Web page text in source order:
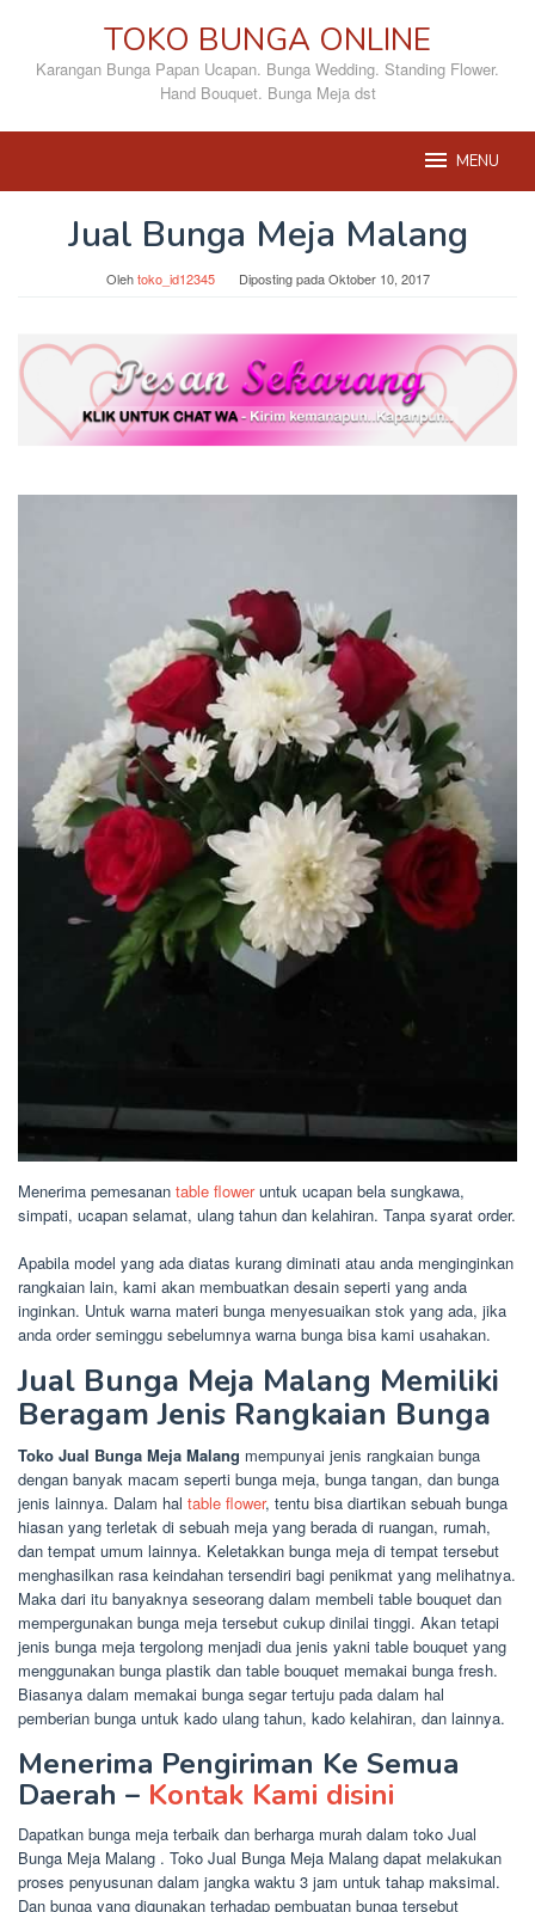
konten
TOKO BUNGA ONLINE
Karangan Bunga Papan Ucapan. Bunga Wedding. Standing Flower.
Hand Bouquet. Bunga Meja dst
MENU
Jual Bunga Meja Malang
Olehtoko_id12345 Diposting padaOktober 10, 2017
Menerima pemesanan table floweruntuk ucapan bela sungkawa,
simpati, ucapan selamat, ulang tahun dan kelahiran. Tanpa syarat order.
Apabila model yang ada diatas kurang diminati atau anda menginginkan
rangkaian lain, kami akan membuatkan desain seperti yang anda
inginkan. Untuk warna materi bunga menyesuaikan stok yang ada, jika
anda order seminggu sebelumnya warna bunga bisa kami usahakan.
Jual Bunga Meja Malang Memiliki
Beragam Jenis Rangkaian Bunga
Toko Jual Bunga Meja Malang mempunyai jenis rangkaian bunga
dengan banyak macam seperti bunga meja, bunga tangan, dan bunga
jenis lainnya. Dalam hal table flower, tentu bisa diartikan sebuah bunga
hiasan yang terletak di sebuah meja yang berada di ruangan, rumah,
dan tempat umum lainnya. Keletakkan bunga meja di tempat tersebut
menghasilkan rasa keindahan tersendiri bagi penikmat yang melihatnya.
Maka dari itu banyaknya seseorang dalam membeli table bouquet dan
mempergunakan bunga meja tersebut cukup dinilai tinggi. Akan tetapi
jenis bunga meja tergolong menjadi dua jenis yakni table bouquet yang
menggunakan bunga plastik dan table bouquet memakai bunga fresh.
Biasanya dalam memakai bunga segar tertuju pada dalam hal
pemberian bunga untuk kado ulang tahun, kado kelahiran, dan lainnya.
Menerima Pengiriman Ke Semua
Daerah – Kontak Kami disini
Dapatkan bunga meja terbaik dan berharga murah dalam toko Jual
Bunga Meja Malang . Toko Jual Bunga Meja Malang dapat melakukan
proses penyusunan dalam jangka waktu 3 jam untuk tahap maksimal.
Dan bunga yang digunakan terhadap pembuatan bunga tersebut